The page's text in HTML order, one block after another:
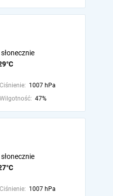
Ciśnienie: 1007 hPa
Wilgotność: 47%
Ciśnienie: 1007 hPa